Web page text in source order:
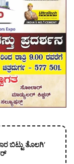
ಬಿಟ್ಟು ತೊಲಗಿ’